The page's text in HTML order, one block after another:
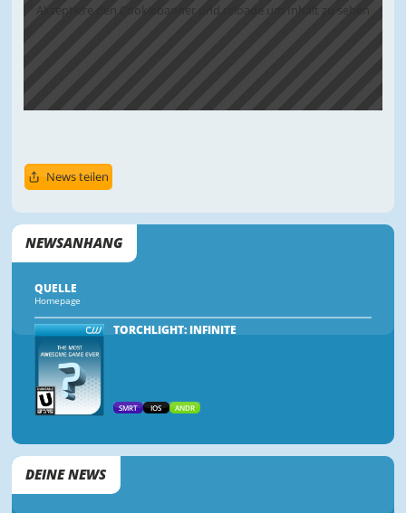
Akzeptiere den Cookiebanner und reloade um Inhalt zu sehen
News teilen
NEWSANHANG
QUELLE
Homepage
TORCHLIGHT: INFINITE
SMRT IOS ANDR
DEINE NEWS